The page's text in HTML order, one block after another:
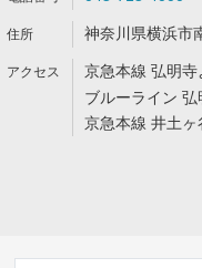
神奈川県横浜市
京急本線 弘明
ブルーライン
京急本線 井土